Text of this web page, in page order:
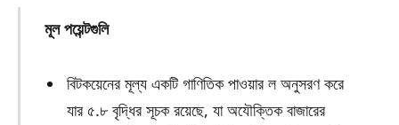
মূল পয়েন্টগুলি
বিটকয়েনের মূল্য একটি গাণিতিক পাওয়ার ল অনুসরণ করে
যার ৫.৮ বৃদ্ধির সূচক রয়েছে, যা অযৌক্তিক বাজারের